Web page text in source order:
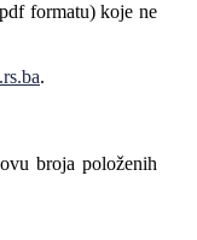
pdfformatu) koje ne
.
broja položenih